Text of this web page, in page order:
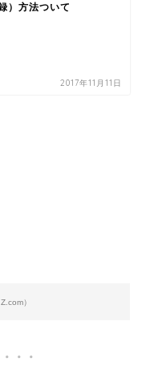
）方法ついて
2017年11月11日
）